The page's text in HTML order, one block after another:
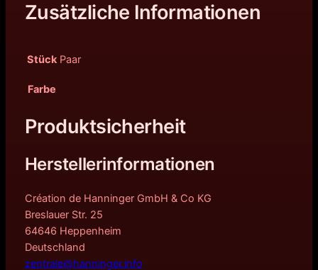
Zusätzliche Informationen
Stück Paar
Farbe
Produktsicherheit
Herstellerinformationen
Création de Hanninger GmbH & Co KG
Breslauer Str. 25
64646 Heppenheim
Deutschland
zentrale@hanninger.info